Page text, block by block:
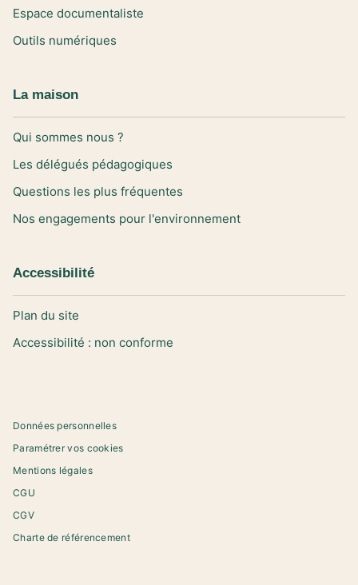
Espace documentaliste
Outils numériques
La maison
Qui sommes nous ?
Les délégués pédagogiques
Questions les plus fréquentes
Nos engagements pour l'environnement
Accessibilité
Plan du site
Accessibilité : non conforme
Données personnelles
Paramétrer vos cookies
Mentions légales
CGU
CGV
Charte de référencement